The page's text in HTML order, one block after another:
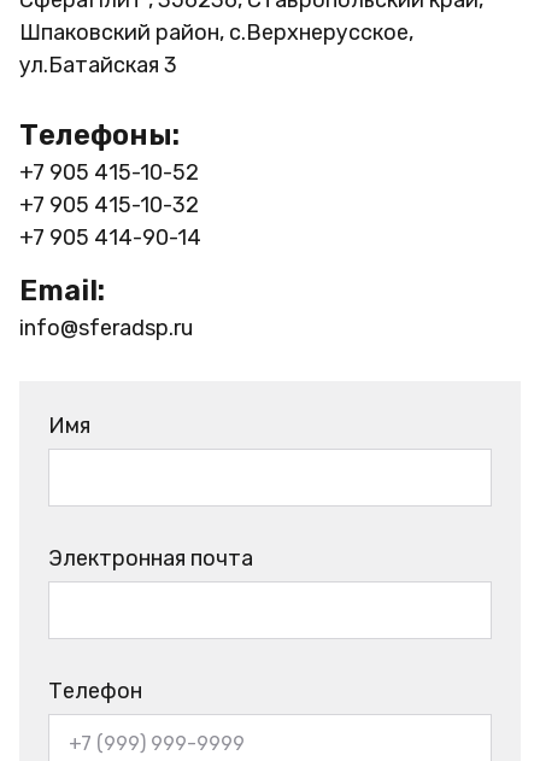
Шпаковский район, с.Верхнерусское,
ул.Батайская 3
Телефоны:
+7 905 415-10-52
+7 905 415-10-32
+7 905 414-90-14
Email:
info@sferadsp.ru
Имя
Электронная почта
Телефон